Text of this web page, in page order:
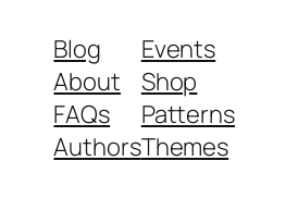
Blog
About
FAQs
Authors
Events
Shop
Patterns
Themes